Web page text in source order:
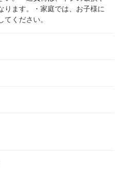
ります。・家庭では、お子様に
てください。